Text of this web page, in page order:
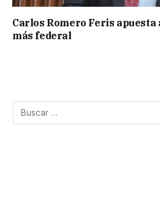
Carlos Romero Feris apuesta
más federal